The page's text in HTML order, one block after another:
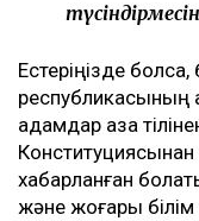
Естеріңізде
республикасының
адамдар қазақ
хабарланған
және жоғары білім